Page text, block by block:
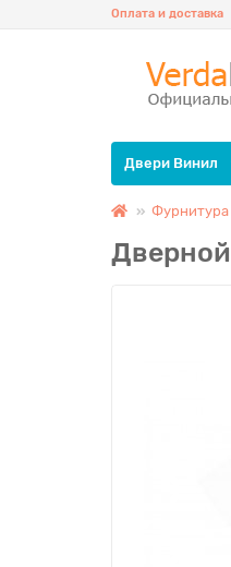
Оплата и доставка
Двери Винил
Фурнитура
Дверной